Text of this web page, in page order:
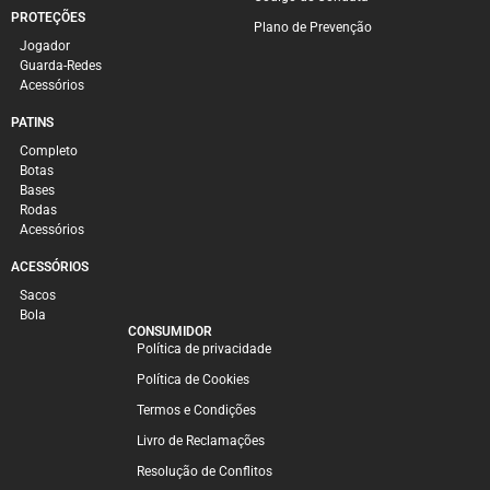
PROTEÇÕES
Jogador
Guarda-Redes
Acessórios
PATINS
Completo
Botas
Bases
Rodas
Acessórios
ACESSÓRIOS
Sacos
Bola
Plano de Prevenção
CONSUMIDOR
Política de privacidade
Política de Cookies
Termos e Condições
Livro de Reclamações
Resolução de Conflitos